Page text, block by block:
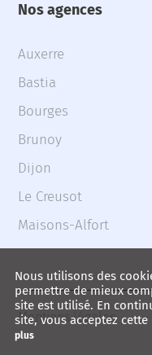
Nos agences
Auxerre
Bastia
Bourges
Brunoy
Dijon
Le Creusot
Maisons-Alfort
Mentions légales
Nous utilisons des
permettre de mieux
site est utilisé. En
site, vous acceptez
plus